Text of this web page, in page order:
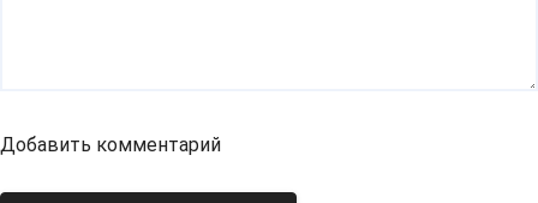
Добавить комментарий